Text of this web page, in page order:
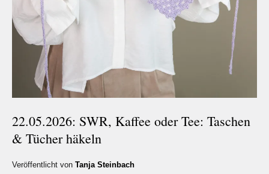
22.05.2026: SWR, Kaffee oder Tee: Taschen
& Tücher häkeln
Veröffentlicht von Tanja Steinbach